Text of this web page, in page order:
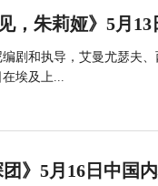
，朱莉娅》5月
剧和执导，艾曼尤瑟夫
在埃及上...
》5月16日中国